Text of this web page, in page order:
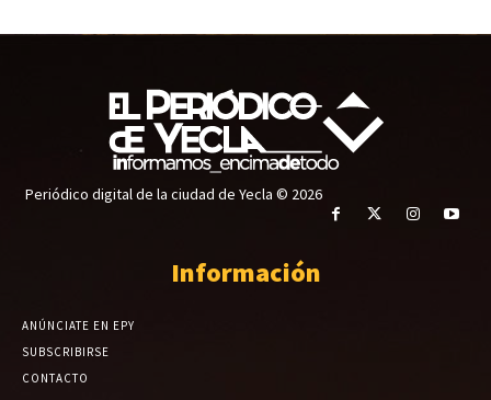
Periódico digital de la ciudad de Yecla © 2026
Información
ANÚNCIATE EN EPY
SUBSCRIBIRSE
CONTACTO